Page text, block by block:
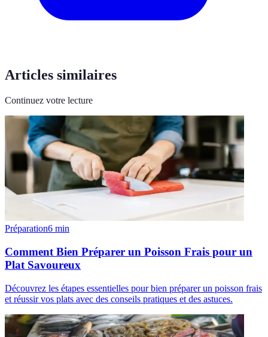
Articles similaires
Continuez votre lecture
Préparation6 min
Comment Bien Préparer un Poisson Frais pour un
Plat Savoureux
Découvrez les étapes essentielles pour bien préparer un poisson frais
et réussir vos plats avec des conseils pratiques et des astuces.